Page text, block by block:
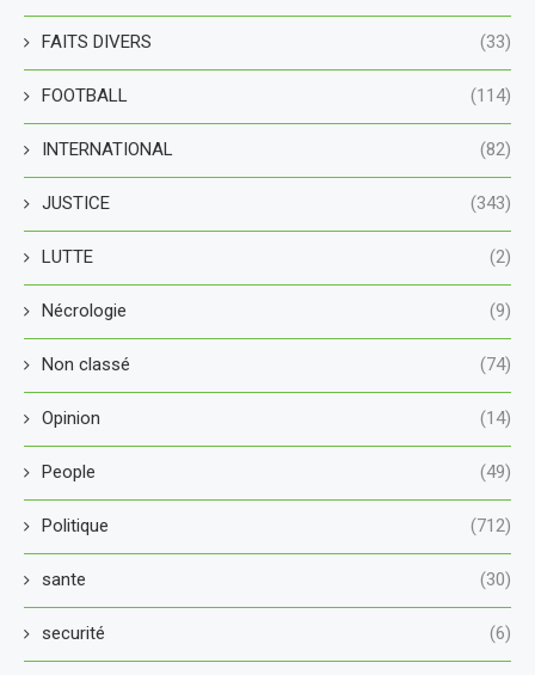
FAITS DIVERS (33)
FOOTBALL (114)
INTERNATIONAL (82)
JUSTICE (343)
LUTTE (2)
Nécrologie (9)
Non classé (74)
Opinion (14)
People (49)
Politique (712)
sante (30)
securité (6)